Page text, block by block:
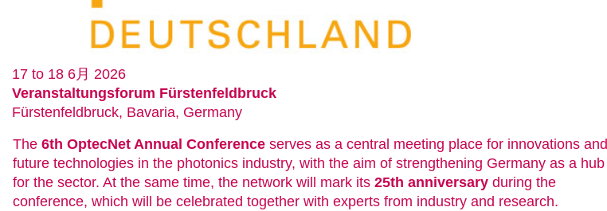
17 to 18 6月 2026
Veranstaltungsforum Fürstenfeldbruck
Fürstenfeldbruck, Bavaria, Germany
The 6th OptecNet Annual Conference serves as a central meeting place for innovations and
future technologies in the photonics industry, with the aim of strengthening Germany as a hub
for the sector. At the same time, the network will mark its 25th anniversary during the
conference, which will be celebrated together with experts from industry and research.